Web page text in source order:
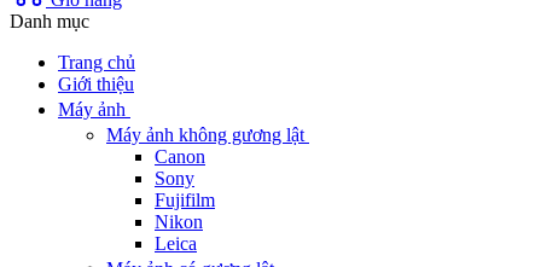
Giỏ hàng
Danh mục
Trang chủ
Giới thiệu
Máy ảnh
Máy ảnh không gương lật
Canon
Sony
Fujifilm
Nikon
Leica